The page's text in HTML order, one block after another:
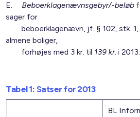
E. Beboerklagenævnsgebyr/-beløb
sager for
beboerklagenævn, jf. § 102, stk. 1,
almene boliger,
forhøjes med 3 kr. til 139 kr. i 2013.
Tabel 1: Satser for 2013
BL